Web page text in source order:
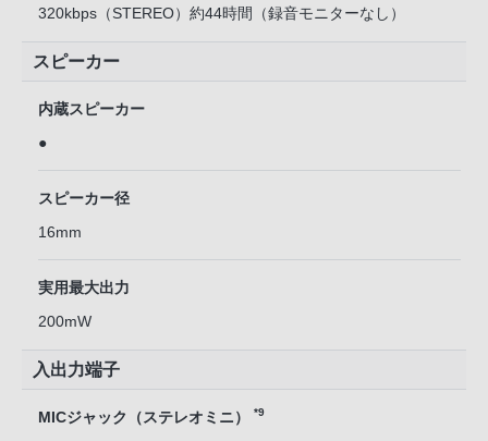
320kbps（STEREO）約44時間（録音モニターなし）
スピーカー
内蔵スピーカー
●
スピーカー径
16mm
実用最大出力
200mW
入出力端子
MICジャック（ステレオミニ） *9